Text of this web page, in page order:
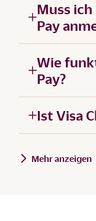
Muss
Pay
Wie
Pay?
Ist Visa
Mehr anzeigen